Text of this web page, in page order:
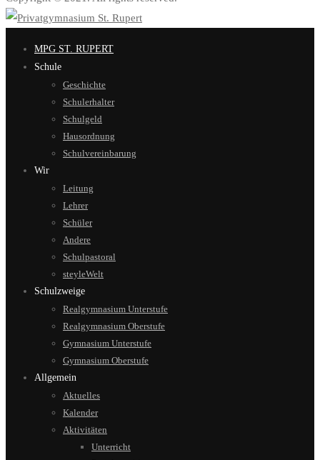
MPG ST. RUPERT
Schule
Geschichte
Schulerhalter
Schulgeld
Hausordnung
Schulvereinbarung
Wir
Leitung
Lehrer
Schüler
Andere
Schulpastoral
steyleWelt
Schulzweige
Realgymnasium Unterstufe
Realgymnasium Oberstufe
Gymnasium Unterstufe
Gymnasium Oberstufe
Allgemein
Aktuelles
Kalender
Aktivitäten
Unterricht